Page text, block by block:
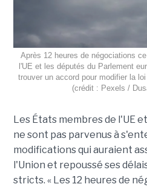
Après 12 heures de négociations
l'UE et les députés du Parlement
trouver un accord pour modifier la
(crédit : Pexels /
Les États membres de l'UE
ne sont pas parvenus à
modifications qui auraient
l'Union et repoussé ses
stricts. « Les 12 heures de